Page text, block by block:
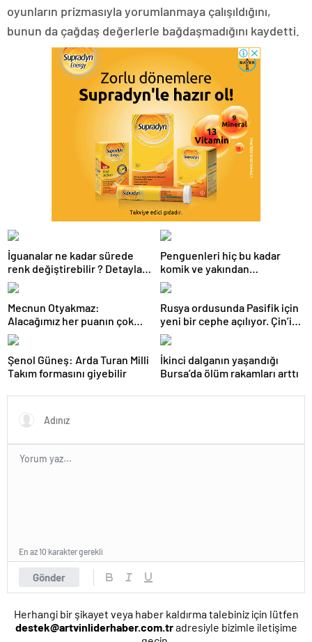
oyunların prizmasıyla yorumlanmaya çalışıldığını,
bunun da çağdaş değerlerle bağdaşmadığını kaydetti.
İguanalar ne kadar sürede
renk değiştirebilir ? Detaylar
burada…
Penguenleri hiç bu kadar
komik ve yakından
görmemiştiniz
Mecnun Otyakmaz:
Alacağımız her puanın çok
önemi var
Rusya ordusunda Pasifik için
yeni bir cephe açılıyor. Çin’in
ilk tepkisi!
Şenol Güneş: Arda Turan Milli
Takım formasını giyebilir
İkinci dalganın yaşandığı
Bursa’da ölüm rakamları arttı
Gönder
En az 10 karakter gerekli
Herhangi bir şikayet veya haber kaldırma talebiniz için lütfen
destek@artvinliderhaber.com.tradresiyle bizimle iletişime